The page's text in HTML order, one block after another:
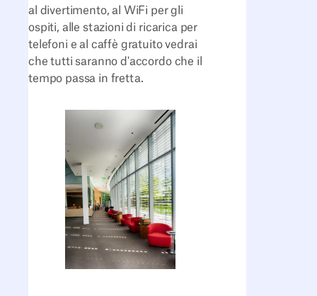
al divertimento, al WiFi per gli
ospiti, alle stazioni di ricarica per
telefoni e al caffè gratuito vedrai
che tutti saranno d'accordo che il
tempo passa in fretta.